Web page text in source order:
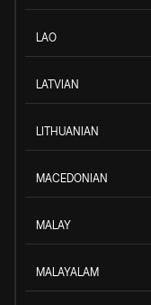
LAO
LATVIAN
LITHUANIAN
MACEDONIAN
MALAY
MALAYALAM